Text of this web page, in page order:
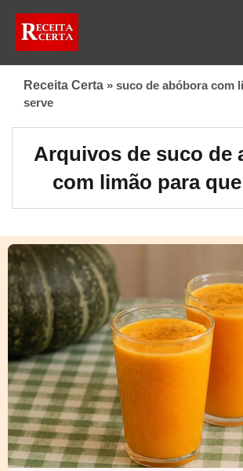
Receita Certa » suco de abóbora com
serve
Arquivos de suco de
com limão para